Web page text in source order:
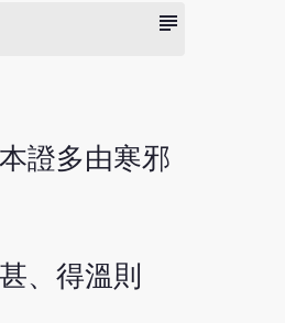
subject
證多由寒邪
、得溫則